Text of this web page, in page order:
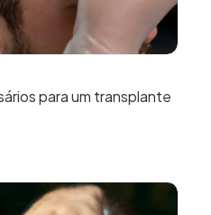
para um transplante